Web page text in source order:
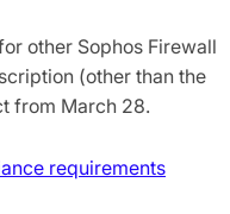
other Sophos Firewall
(other than the
from March 28.
requirements